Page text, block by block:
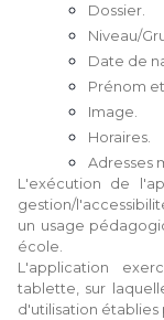
Dossier.
Niveau/
Date de
Prénom
Image.
Horaires.
Adresses
L'exécution de
gestion/
un usage
école.
L'application
tablette, sur
d'utilisation établies